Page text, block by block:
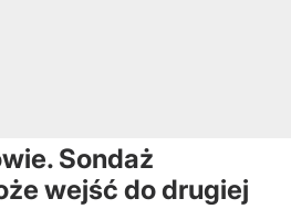
Sondaż
wejść do drugiej